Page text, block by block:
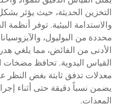
التخزين الحديثة، حيث يؤثر
والاستدامة البيئية. توفر
محددة من البوليول،
الأدنى من الفائض، مما يلغي
القياس اليدوية. تحافظ
معدلات تدفق ثابتة بغض النظر
يضمن نسباً دقيقة حتى أثناء
المعدات.